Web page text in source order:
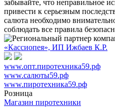
забывайте, что неправильное
привести к серьезным
салюта необходимо
соблюдать все правила
«Кассиопея», ИП Ижбаев К.Р.
www.опт.пиротехника59.рф
www.салюты59.рф
www.пиротехника59.рф
Розница
Магазин пиротехники